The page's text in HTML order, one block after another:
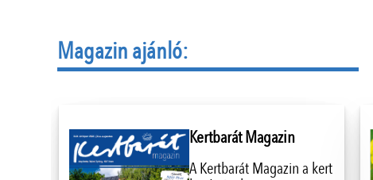
Magazin ajánló:
Kertbarát Magazin
A Kertbarát Magazin a kert